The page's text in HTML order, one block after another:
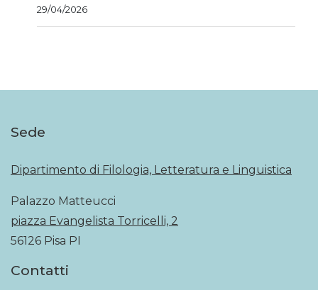
29/04/2026
Sede
Dipartimento di Filologia, Letteratura e Linguistica
Palazzo Matteucci
piazza Evangelista Torricelli, 2
56126 Pisa PI
Contatti